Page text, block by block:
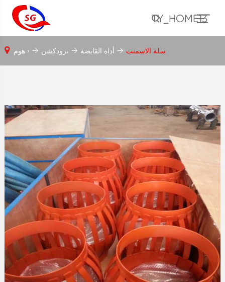
TY_HOME13
هوم › برودكشن أداة القابضة سلة الاسمنت